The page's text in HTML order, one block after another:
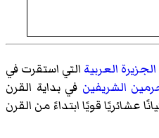
الجزيرة العربية التي استقرت في
الشريفين في بداية القرن
عشائريًا قويًا ابتداءً من القرن